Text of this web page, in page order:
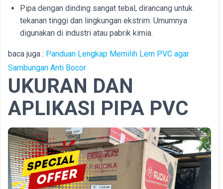
Pipa dengan dinding sangat tebal, dirancang untuk
tekanan tinggi dan lingkungan ekstrim. Umumnya
digunakan di industri atau pabrik kimia.
baca juga : Panduan Lengkap Memilih Lem PVC agar
Sambungan Anti Bocor
UKURAN DAN
APLIKASI PIPA PVC